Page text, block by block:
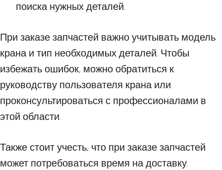
поиска нужных деталей.
При заказе запчастей важно учитывать модель
крана и тип необходимых деталей. Чтобы
избежать ошибок, можно обратиться к
руководству пользователя крана или
проконсультироваться с профессионалами в
этой области.
Также стоит учесть, что при заказе запчастей
может потребоваться время на доставку.